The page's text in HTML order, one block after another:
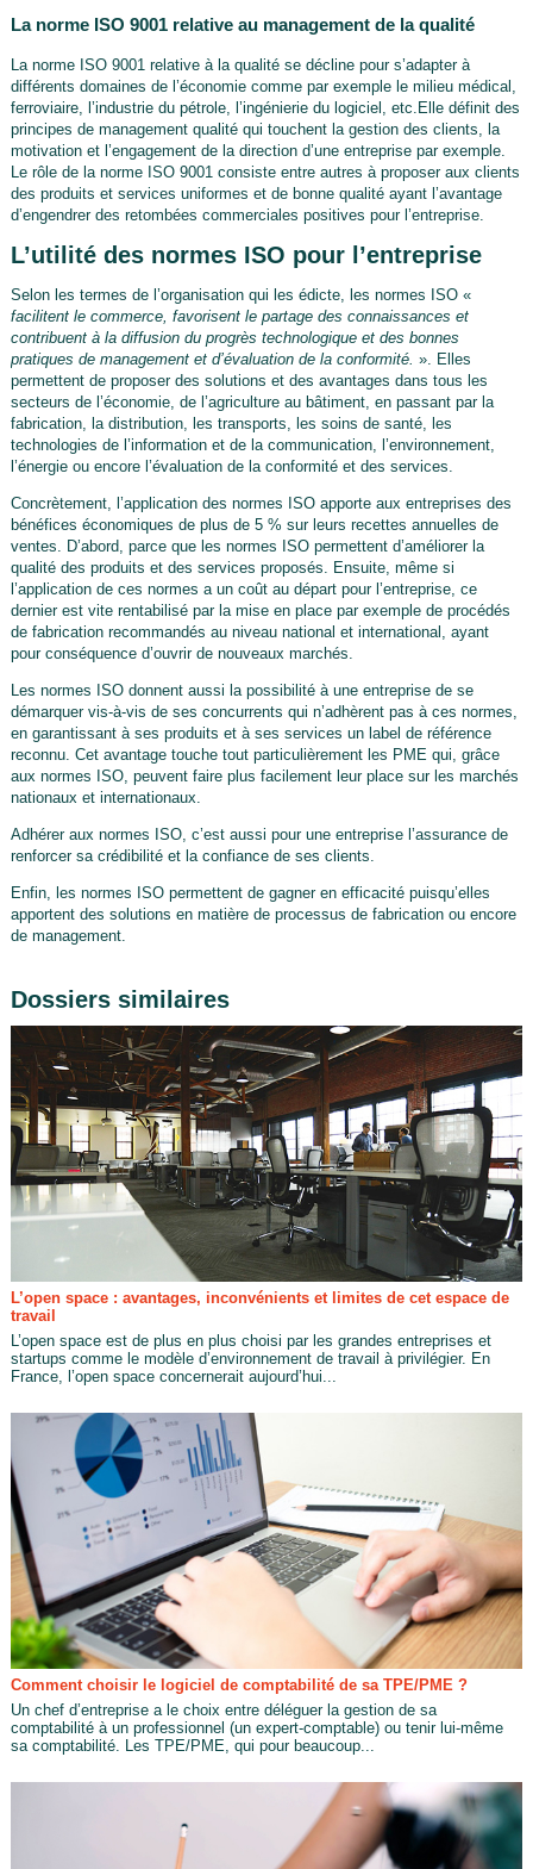
La norme ISO 9001 relative au management de la qualité
La norme ISO 9001 relative à la qualité se décline pour s’adapter à
différents domaines de l’économie comme par exemple le milieu médical,
ferroviaire, l’industrie du pétrole, l’ingénierie du logiciel, etc.Elle définit des
principes de management qualité qui touchent la gestion des clients, la
motivation et l’engagement de la direction d’une entreprise par exemple.
Le rôle de la norme ISO 9001 consiste entre autres à proposer aux clients
des produits et services uniformes et de bonne qualité ayant l’avantage
d’engendrer des retombées commerciales positives pour l’entreprise.
L’utilité des normes ISO pour l’entreprise
Selon les termes de l’organisation qui les édicte, les normes ISO «
facilitent le commerce, favorisent le partage des connaissances et
contribuent à la diffusion du progrès technologique et des bonnes
pratiques de management et d’évaluation de la conformité. ». Elles
permettent de proposer des solutions et des avantages dans tous les
secteurs de l’économie, de l’agriculture au bâtiment, en passant par la
fabrication, la distribution, les transports, les soins de santé, les
technologies de l’information et de la communication, l’environnement,
l’énergie ou encore l’évaluation de la conformité et des services.
Concrètement, l’application des normes ISO apporte aux entreprises des
bénéfices économiques de plus de 5 % sur leurs recettes annuelles de
ventes. D’abord, parce que les normes ISO permettent d’améliorer la
qualité des produits et des services proposés. Ensuite, même si
l’application de ces normes a un coût au départ pour l’entreprise, ce
dernier est vite rentabilisé par la mise en place par exemple de procédés
de fabrication recommandés au niveau national et international, ayant
pour conséquence d’ouvrir de nouveaux marchés.
Les normes ISO donnent aussi la possibilité à une entreprise de se
démarquer vis-à-vis de ses concurrents qui n’adhèrent pas à ces normes,
en garantissant à ses produits et à ses services un label de référence
reconnu. Cet avantage touche tout particulièrement les PME qui, grâce
aux normes ISO, peuvent faire plus facilement leur place sur les marchés
nationaux et internationaux.
Adhérer aux normes ISO, c’est aussi pour une entreprise l’assurance de
renforcer sa crédibilité et la confiance de ses clients.
Enfin, les normes ISO permettent de gagner en efficacité puisqu’elles
apportent des solutions en matière de processus de fabrication ou encore
de management.
Dossiers similaires
L’open space : avantages, inconvénients et limites de cet espace de
travail
L’open space est de plus en plus choisi par les grandes entreprises et
startups comme le modèle d’environnement de travail à privilégier. En
France, l’open space concernerait aujourd’hui...
Comment choisir le logiciel de comptabilité de sa TPE/PME ?
Un chef d’entreprise a le choix entre déléguer la gestion de sa
comptabilité à un professionnel (un expert-comptable) ou tenir lui-même
sa comptabilité. Les TPE/PME, qui pour beaucoup...